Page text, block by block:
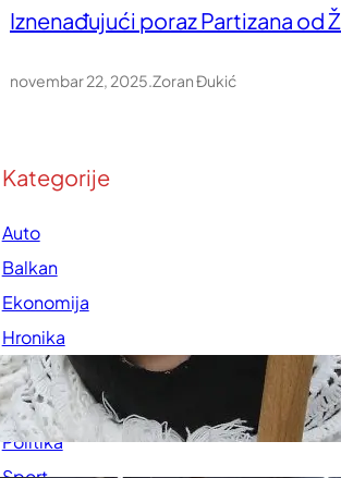
Iznenađujući poraz Partizana od
novembar 22, 2025.Zoran Đukić
Kategorije
Auto
Balkan
Ekonomija
Hronika
Kultura
Medicina
Politika